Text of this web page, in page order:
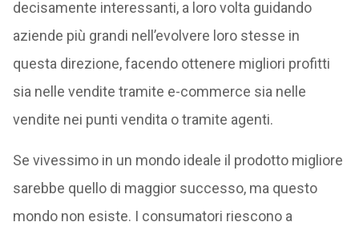
decisamente interessanti, a loro volta guidando
aziende più grandi nell’evolvere loro stesse in
questa direzione, facendo ottenere migliori profitti
sia nelle vendite tramite e-commerce sia nelle
vendite nei punti vendita o tramite agenti.
Se vivessimo in un mondo ideale il prodotto migliore
sarebbe quello di maggior successo, ma questo
mondo non esiste. I consumatori riescono a